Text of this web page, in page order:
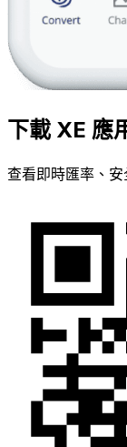
下載 XE 應
查看即時匯率、